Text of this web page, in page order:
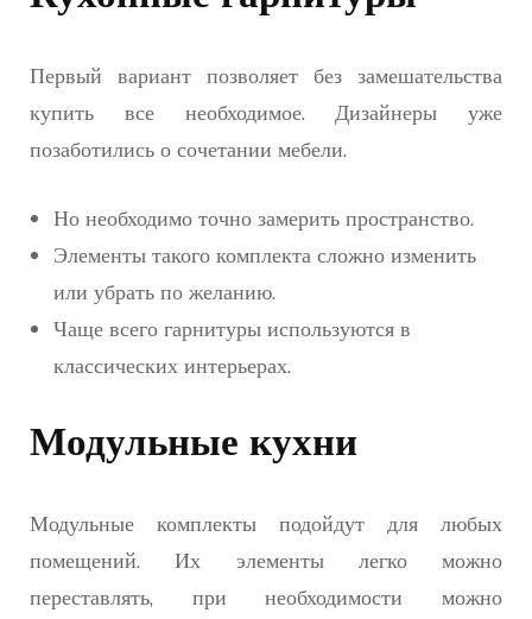
Первый вариант позволяет без замешательства
купить все необходимое. Дизайнеры уже
позаботились о сочетании мебели.
Но необходимо точно замерить пространство.
Элементы такого комплекта сложно изменить
или убрать по желанию.
Чаще всего гарнитуры используются в
классических интерьерах.
Модульные кухни
Модульные комплекты подойдут для любых
помещений. Их элементы легко можно
переставлять, при необходимости можно